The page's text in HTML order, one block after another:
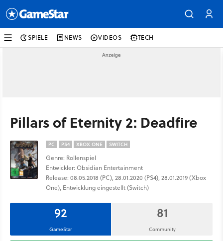
SPIELE NEWS VIDEOS TECH
Pillars of Eternity 2: Deadfire
PC PS4 XBOX ONE SWITCH
Genre: Rollenspiel
Entwickler: Obsidian Entertainment
Release: 08.05.2018 (PC), 28.01.2020 (PS4), 28.01.2019 (Xbox
One), Entwicklung eingestellt (Switch)
92
GameStar
81
Community